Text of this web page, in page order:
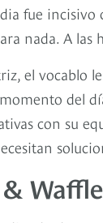
fue
nada. A las
el vocablo
del
con su